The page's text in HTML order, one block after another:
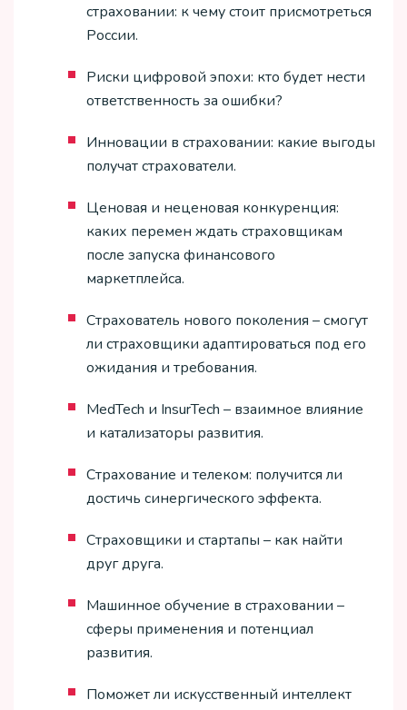
страховании: к чему стоит присмотреться
России.
Риски цифровой эпохи: кто будет нести
ответственность за ошибки?
Инновации в страховании: какие выгоды
получат страхователи.
Ценовая и неценовая конкуренция:
каких перемен ждать страховщикам
после запуска финансового
маркетплейса.
Страхователь нового поколения – смогут
ли страховщики адаптироваться под его
ожидания и требования.
MedTech и InsurTech – взаимное влияние
и катализаторы развития.
Страхование и телеком: получится ли
достичь синергического эффекта.
Страховщики и стартапы – как найти
друг друга.
Машинное обучение в страховании –
сферы применения и потенциал
развития.
Поможет ли искусственный интеллект